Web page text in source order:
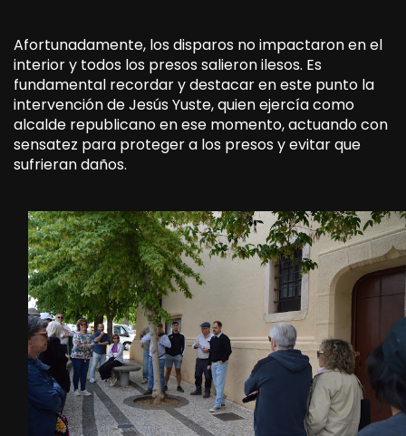
Afortunadamente, los disparos no impactaron en el
interior y todos los presos salieron ilesos. Es
fundamental recordar y destacar en este punto la
intervención de Jesús Yuste, quien ejercía como
alcalde republicano en ese momento, actuando con
sensatez para proteger a los presos y evitar que
sufrieran daños.